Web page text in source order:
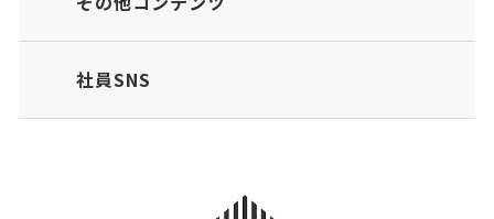
社員SNS